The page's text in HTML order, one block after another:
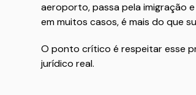
aeroporto, passa pela imigração
em muitos casos, é mais do que
O ponto crítico é respeitar esse
jurídico real.